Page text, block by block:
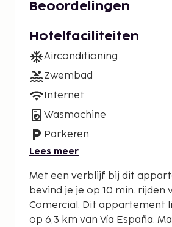
Beoordelingen
Hotelfaciliteiten
Airconditioning
Zwembad
Internet
Wasmachine
Parkeren
Lees meer
Met een verblijf bij dit
bevind je je op 10 min. rijden
Comercial. Dit appartement ligt op 12,9 km van Winkelcentrum Albrook en
op 6,3 km van Vía España.